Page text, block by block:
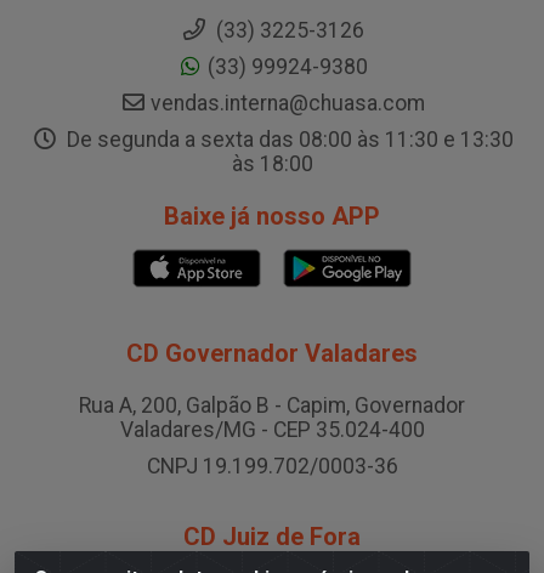
(33) 3225-3126
(33) 99924-9380
vendas.interna@chuasa.com
De segunda a sexta das 08:00 às 11:30 e 13:30
às 18:00
Baixe já nosso APP
CD Governador Valadares
Rua A, 200, Galpão B - Capim, Governador
Valadares/MG - CEP 35.024-400
CNPJ 19.199.702/0003-36
CD Juiz de Fora